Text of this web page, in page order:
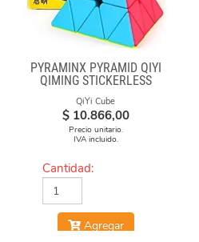
PYRAMINX PYRAMID QIYI
QIMING STICKERLESS
QiYi Cube
$ 10.866,00
Precio unitario.
IVA incluido.
Cantidad:
Agregar